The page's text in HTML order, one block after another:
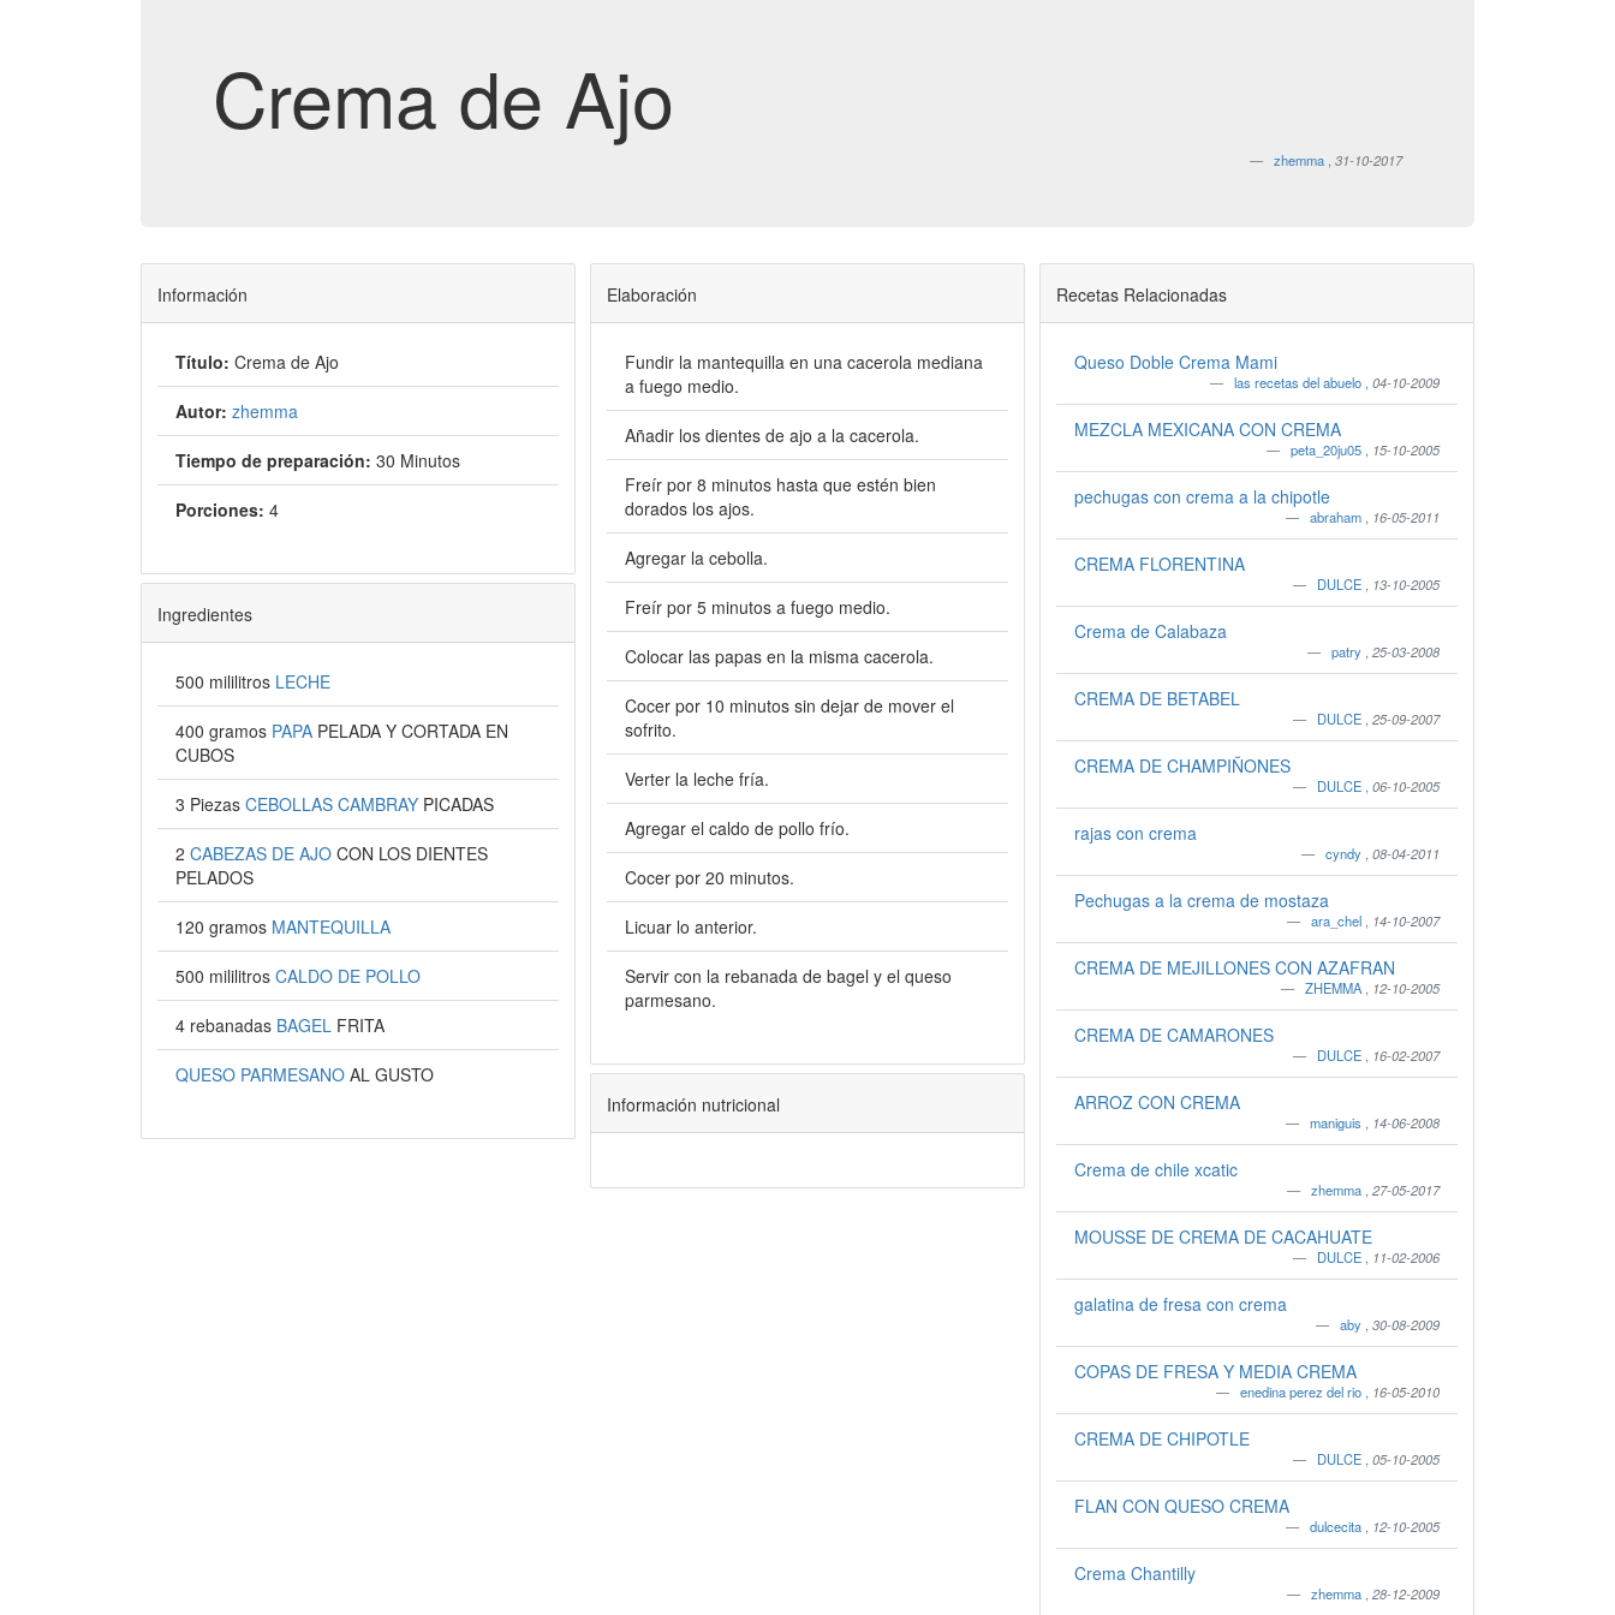
Crema de Ajo
zhemma 31-10-2017
Información
Título: Crema de Ajo
Autor: zhemma
Tiempo de preparación: 30 Minutos
Porciones: 4
Ingredientes
500 mililitros LECHE
400 gramos PAPA PELADA Y CORTADA EN
CUBOS
3 Piezas CEBOLLAS CAMBRAY PICADAS
2 CABEZAS DE AJO CON LOS DIENTES
PELADOS
120 gramos MANTEQUILLA
500 mililitros CALDO DE POLLO
4 rebanadas BAGEL FRITA
QUESO PARMESANO AL GUSTO
Elaboración
Fundir la mantequilla en una cacerola mediana
a fuego medio.
Añadir los dientes de ajo a la cacerola.
Freír por 8 minutos hasta que estén bien
dorados los ajos.
Agregar la cebolla.
Freír por 5 minutos a fuego medio.
Colocar las papas en la misma cacerola.
Cocer por 10 minutos sin dejar de mover el
sofrito.
Verter la leche fría.
Agregar el caldo de pollo frío.
Cocer por 20 minutos.
Licuar lo anterior.
Servir con la rebanada de bagel y el queso
parmesano.
Información nutricional
Recetas Relacionadas
Queso Doble Crema Mami
las recetas del abuelo ,04-10-2009
MEZCLA MEXICANA CON CREMA
peta_20ju05 15-10-2005
pechugas con crema a la chipotle
abraham 16-05-2011
CREMA FLORENTINA
DULCE 13-10-2005
Crema de Calabaza
patry ,25-03-2008
CREMA DE BETABEL
DULCE ,25-09-2007
CREMA DE CHAMPIÑONES
DULCE ,06-10-2005
rajas con crema
cyndy ,08-04-2011
Pechugas a la crema de mostaza
ara_chel 14-10-2007
CREMA DE MEJILLONES CON AZAFRAN
ZHEMMA 12-10-2005
CREMA DE CAMARONES
DULCE 16-02-2007
ARROZ CON CREMA
maniguis 14-06-2008
Crema de chile xcatic
zhemma ,27-05-2017
MOUSSE DE CREMA DE CACAHUATE
DULCE 11-02-2006
galatina de fresa con crema
aby ,30-08-2009
COPAS DE FRESA Y MEDIA CREMA
enedina perez del rio 16-05-2010
CREMA DE CHIPOTLE
DULCE ,05-10-2005
FLAN CON QUESO CREMA
dulcecita 12-10-2005
Crema Chantilly
zhemma ,28-12-2009